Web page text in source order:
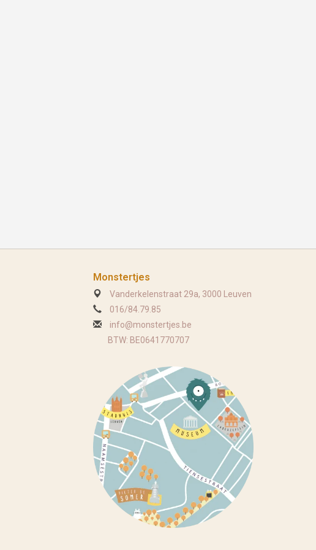
Monstertjes
Vanderkelenstraat 29a, 3000 Leuven
016/84.79.85
info@monstertjes.be
BTW: BE0641770707